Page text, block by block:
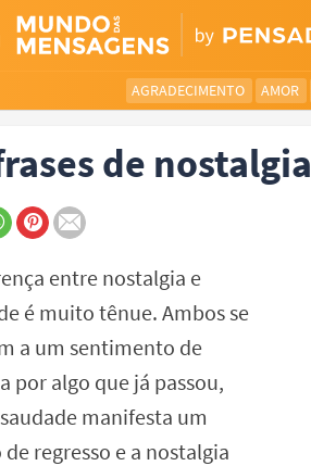
AGRADECIMENTO AMOR
de nostalgia
entre nostalgia e
é muito tênue. Ambos se
a um sentimento de
por algo que já passou,
manifesta um
de regresso e a nostalgia